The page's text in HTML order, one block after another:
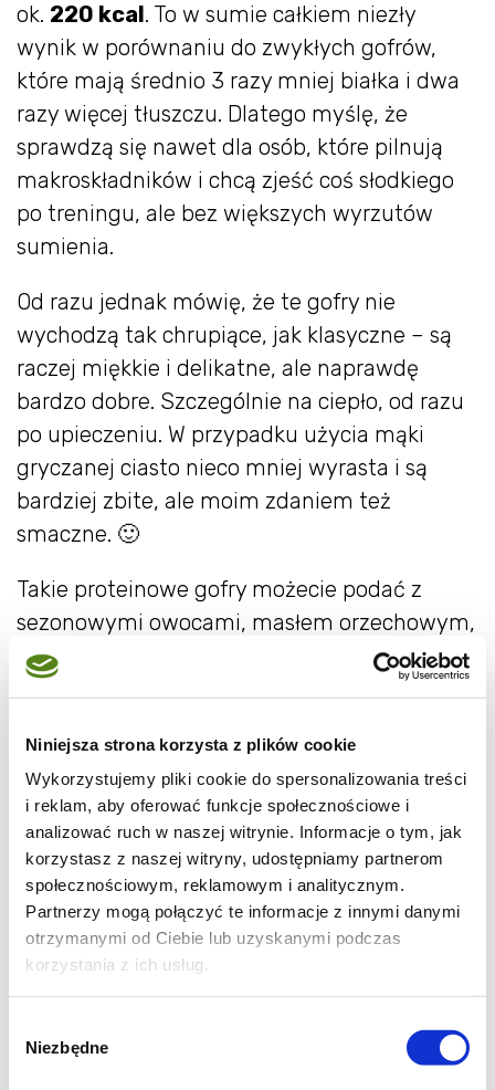
Niniejsza strona korzysta z plików cookie
Wykorzystujemy pliki cookie do spersonalizowania treści
i reklam, aby oferować funkcje społecznościowe i
analizować ruch w naszej witrynie. Informacje o tym, jak
korzystasz z naszej witryny, udostępniamy partnerom
społecznościowym, reklamowym i analitycznym.
Partnerzy mogą połączyć te informacje z innymi danymi
otrzymanymi od Ciebie lub uzyskanymi podczas
korzystania z ich usług.
zgody
Niezbędne
ok. 220 kcal. To w sumie całkiem niezły
wynik w porównaniu do zwykłych gofrów,
które mają średnio 3 razy mniej białka i dwa
razy więcej tłuszczu. Dlatego myślę, że
sprawdzą się nawet dla osób, które pilnują
makroskładników i chcą zjeść coś słodkiego
po treningu, ale bez większych wyrzutów
sumienia.
Od razu jednak mówię, że te gofry nie
wychodzą tak chrupiące, jak klasyczne – są
raczej miękkie i delikatne, ale naprawdę
bardzo dobre. Szczególnie na ciepło, od razu
po upieczeniu. W przypadku użycia mąki
gryczanej ciasto nieco mniej wyrasta i są
bardziej zbite, ale moim zdaniem też
smaczne. 🙂
Takie proteinowe gofry możecie podać z
sezonowymi owocami, masłem orzechowym,
syropem klonowym, różnymi polewami (te
podkręcić ilość białka. Naprawdę polecam!
Sam często przed treningiem robię ciasto i
wstawiam je do lodówki, a jak wrócę, to tylko
odpalam gofrownicę i mam fajny posiłek po
wysiłku fizycznym.